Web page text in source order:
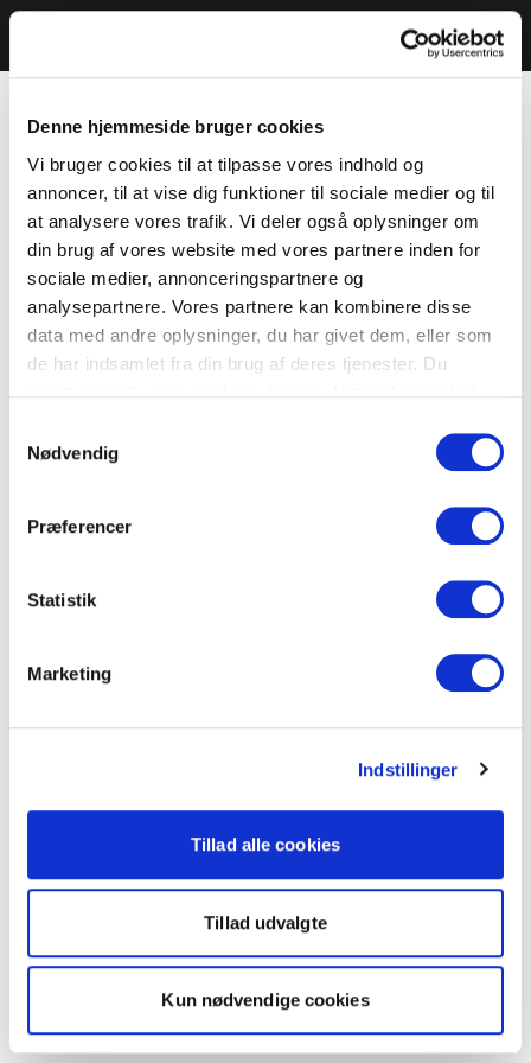
Denne hjemmeside bruger cookies
Vi bruger cookies til at tilpasse vores indhold og
annoncer, til at vise dig funktioner til sociale medier og til
at analysere vores trafik. Vi deler også oplysninger om
din brug af vores website med vores partnere inden for
sociale medier, annonceringspartnere og
analysepartnere. Vores partnere kan kombinere disse
data med andre oplysninger, du har givet dem, eller som
de har indsamlet fra din brug af deres tjenester. Du
Nødvendig
Præferencer
Statistik
Marketing
Indstillinger
Tillad alle cookies
Tillad udvalgte
Kun nødvendige cookies